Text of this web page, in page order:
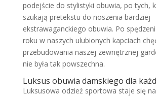
podejście do stylistyki obuwia, po tych,
szukają pretekstu do noszenia bardziej
ekstrawaganckiego obuwia. Po
roku w naszych ulubionych kapciach
przebudowania naszej zewnętrznej
nie była tak powszechna.
Luksus obuwia damskiego dla
Luksusowa odzież sportowa staje się